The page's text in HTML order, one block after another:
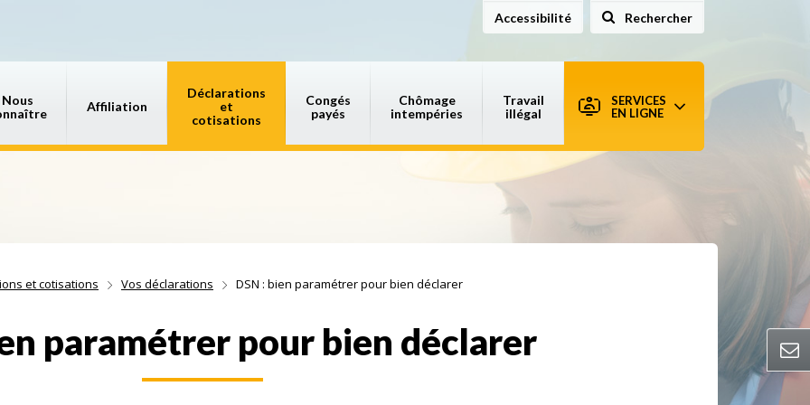
Accessibilité Rechercher
Nous
Affiliation
Déclarations
et
cotisations
Congés
payés
Chômage
intempéries
Travail
illégal
SERVICES
EN LIGNE
et cotisations Vos déclarations DSN : bien paramétrer pour bien déclarer
paramétrer pour bien déclarer